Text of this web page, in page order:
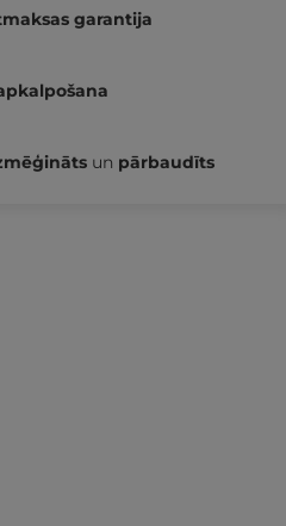
garantija
un pārbaudīts